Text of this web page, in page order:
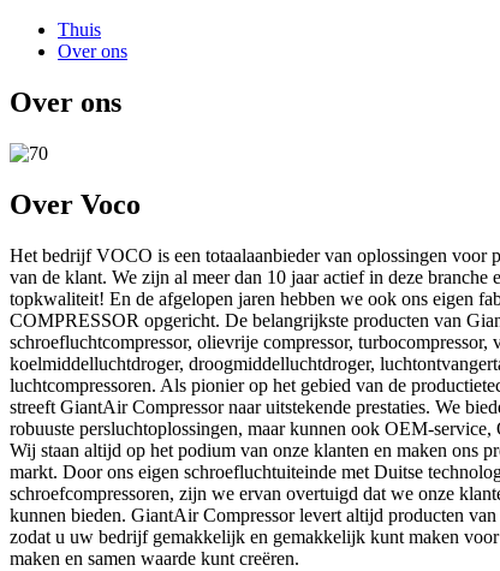
Thuis
Over ons
Over ons
Over Voco
Het bedrijf VOCO is een totaalaanbieder van oplossingen voor
van de klant. We zijn al meer dan 10 jaar actief in deze branche
topkwaliteit! En de afgelopen jaren hebben we ook ons ​​eigen
COMPRESSOR opgericht. De belangrijkste producten van
schroefluchtcompressor, olievrije compressor, turbocompressor,
koelmiddelluchtdroger, droogmiddelluchtdroger,
luchtcompressoren. Als pionier op het gebied van de
streeft GiantAir Compressor naar uitstekende prestaties. We
robuuste persluchtoplossingen, maar kunnen ook OEM-
Wij staan ​​altijd op het podium van onze klanten en maken ons
markt. Door ons eigen schroefluchtuiteinde met Duitse
schroefcompressoren, zijn we ervan overtuigd dat we onze
kunnen bieden. GiantAir Compressor levert altijd producten
zodat u uw bedrijf gemakkelijk en gemakkelijk kunt maken
maken en samen waarde kunt creëren.